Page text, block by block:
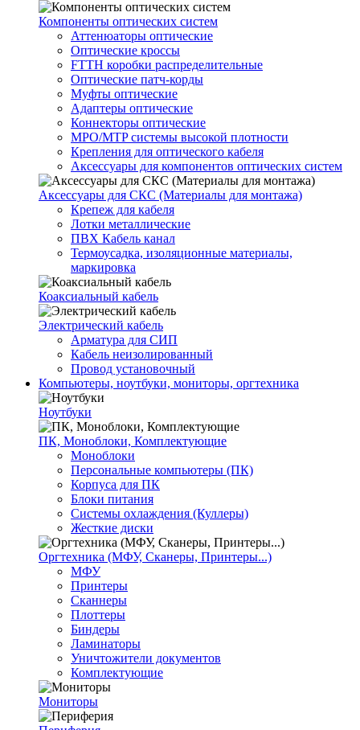
Компоненты оптических систем
Аттенюаторы оптические
Оптические кроссы
FTTH коробки распределительные
Оптические патч-корды
Муфты оптические
Адаптеры оптические
Коннекторы оптические
MPO/MTP системы высокой плотности
Крепления для оптического кабеля
Аксессуары для компонентов оптических систем
Аксессуары для СКС (Материалы для монтажа)
Крепеж для кабеля
Лотки металлические
ПВХ Кабель канал
Термоусадка, изоляционные материалы,
маркировка
Коаксиальный кабель
Электрический кабель
Арматура для СИП
Кабель неизолированный
Провод установочный
Компьютеры, ноутбуки, мониторы, оргтехника
Ноутбуки
ПК, Моноблоки, Комплектующие
Моноблоки
Персональные компьютеры (ПК)
Корпуса для ПК
Блоки питания
Системы охлаждения (Куллеры)
Жесткие диски
Оргтехника (МФУ, Сканеры, Принтеры...)
МФУ
Принтеры
Сканнеры
Плоттеры
Биндеры
Ламинаторы
Уничтожители документов
Комплектующие
Мониторы